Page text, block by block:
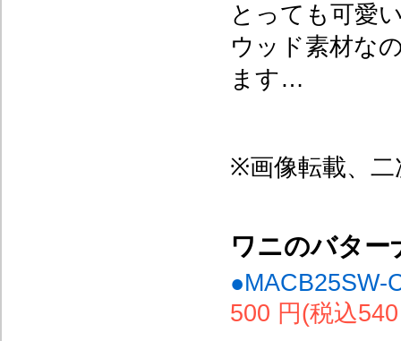
とっても可愛
ウッド素材な
ます…
※画像転載、
ワニのバター
●MACB25SW-
500 円(税込